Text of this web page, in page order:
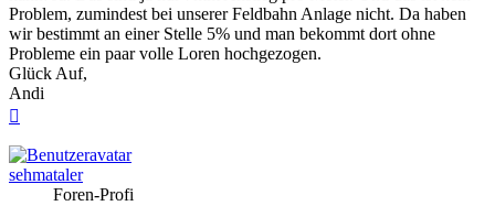
Problem, zumindest bei unserer Feldbahn Anlage nicht. Da haben
wir bestimmt an einer Stelle 5% und man bekommt dort ohne
Probleme ein paar volle Loren hochgezogen.
Glück Auf,
Andi
sehmataler
Foren-Profi